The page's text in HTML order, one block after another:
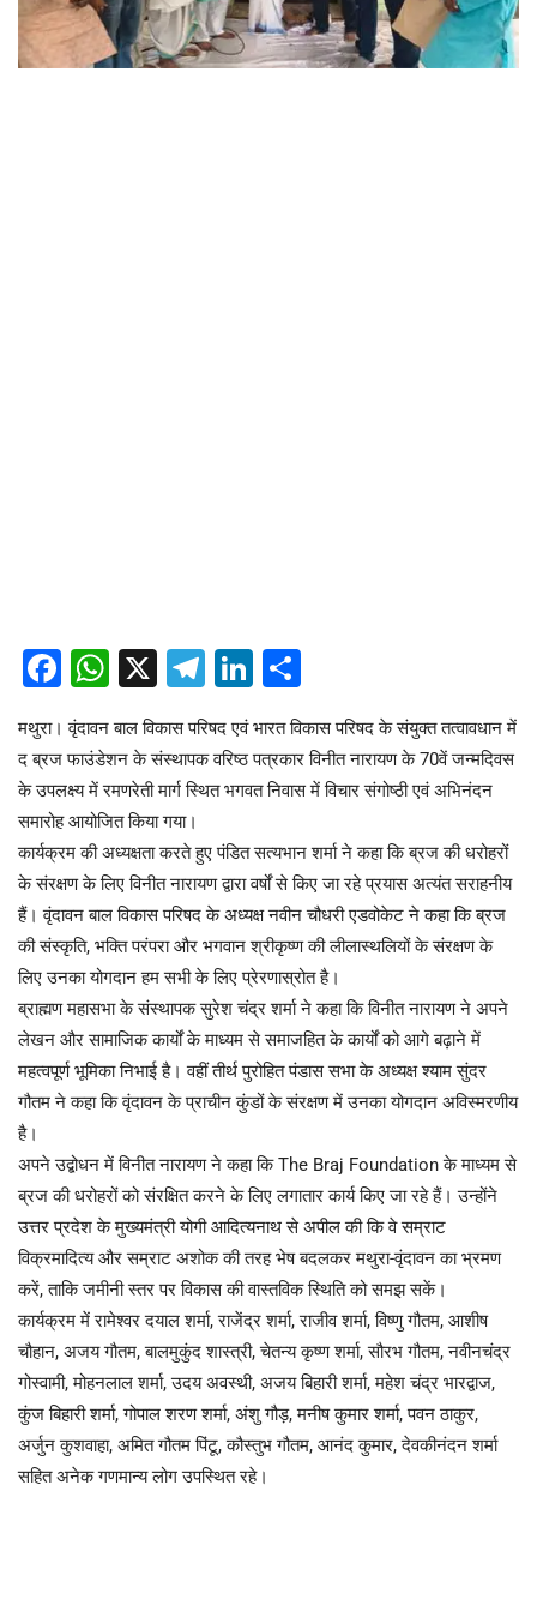
Facebook
WhatsApp
X Telegram
LinkedIn
मथुरा। वृंदावन बाल विकास परिषद एवं भारत विकास परिषद के संयुक्त तत्वावधान में
द ब्रज फाउंडेशन के संस्थापक वरिष्ठ पत्रकार विनीत नारायण के 70वें जन्मदिवस
के उपलक्ष्य में रमणरेती मार्ग स्थित भगवत निवास में विचार संगोष्ठी एवं अभिनंदन
समारोह आयोजित किया गया।
कार्यक्रम की अध्यक्षता करते हुए पंडित सत्यभान शर्मा ने कहा कि ब्रज की धरोहरों
के संरक्षण के लिए विनीत नारायण द्वारा वर्षों से किए जा रहे प्रयास अत्यंत सराहनीय
हैं। वृंदावन बाल विकास परिषद के अध्यक्ष नवीन चौधरी एडवोकेट ने कहा कि ब्रज
की संस्कृति, भक्ति परंपरा और भगवान श्रीकृष्ण की लीलास्थलियों के संरक्षण के
लिए उनका योगदान हम सभी के लिए प्रेरणास्रोत है।
ब्राह्मण महासभा के संस्थापक सुरेश चंद्र शर्मा ने कहा कि विनीत नारायण ने अपने
लेखन और सामाजिक कार्यों के माध्यम से समाजहित के कार्यों को आगे बढ़ाने में
महत्वपूर्ण भूमिका निभाई है। वहीं तीर्थ पुरोहित पंडास सभा के अध्यक्ष श्याम सुंदर
गौतम ने कहा कि वृंदावन के प्राचीन कुंडों के संरक्षण में उनका योगदान अविस्मरणीय
है।
अपने उद्बोधन में विनीत नारायण ने कहा कि The Braj Foundation के माध्यम से
ब्रज की धरोहरों को संरक्षित करने के लिए लगातार कार्य किए जा रहे हैं। उन्होंने
उत्तर प्रदेश के मुख्यमंत्री योगी आदित्यनाथ से अपील की कि वे सम्राट
विक्रमादित्य और सम्राट अशोक की तरह भेष बदलकर मथुरा-वृंदावन का भ्रमण
करें, ताकि जमीनी स्तर पर विकास की वास्तविक स्थिति को समझ सकें।
कार्यक्रम में रामेश्वर दयाल शर्मा, राजेंद्र शर्मा, राजीव शर्मा, विष्णु गौतम, आशीष
चौहान, अजय गौतम, बालमुकुंद शास्त्री, चेतन्य कृष्ण शर्मा, सौरभ गौतम, नवीनचंद्र
गोस्वामी, मोहनलाल शर्मा, उदय अवस्थी, अजय बिहारी शर्मा, महेश चंद्र भारद्वाज,
कुंज बिहारी शर्मा, गोपाल शरण शर्मा, अंशु गौड़, मनीष कुमार शर्मा, पवन ठाकुर,
अर्जुन कुशवाहा, अमित गौतम पिंटू, कौस्तुभ गौतम, आनंद कुमार, देवकीनंदन शर्मा
सहित अनेक गणमान्य लोग उपस्थित रहे।